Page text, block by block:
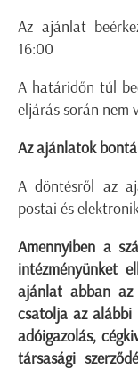
Az ajánlat
16:00
A határidőn túl
eljárás során nem
Az ajánlatok
A döntésről az
postai és
Amennyiben a
intézményünket
ajánlat abban az
csatolja az alábbi
adóigazolás,
társasági